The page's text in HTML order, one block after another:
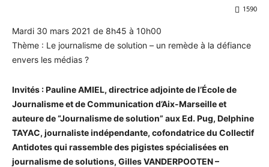
1590
Mardi 30 mars 2021 de 8h45 à 10h00
Thème : Le journalisme de solution – un remède à la défiance
envers les médias ?
Invités : Pauline AMIEL, directrice adjointe de l’École de
Journalisme et de Communication d’Aix-Marseille et
auteure de “Journalisme de solution” aux Ed. Pug, Delphine
TAYAC, journaliste indépendante, cofondatrice du Collectif
Antidotes qui rassemble des pigistes spécialisées en
journalisme de solutions, Gilles VANDERPOOTEN –